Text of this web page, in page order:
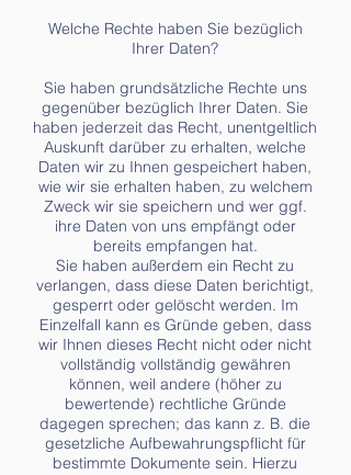
Welche Rechte haben Sie bezüglich
Ihrer Daten?
Sie haben grundsätzliche Rechte uns
gegenüber bezüglich Ihrer Daten. Sie
haben jederzeit das Recht, unentgeltlich
Auskunft darüber zu erhalten, welche
Daten wir zu Ihnen gespeichert haben,
wie wir sie erhalten haben, zu welchem
Zweck wir sie speichern und wer ggf.
ihre Daten von uns empfängt oder
bereits empfangen hat.
Sie haben außerdem ein Recht zu
verlangen, dass diese Daten berichtigt,
gesperrt oder gelöscht werden. Im
Einzelfall kann es Gründe geben, dass
wir Ihnen dieses Recht nicht oder nicht
vollständig vollständig gewähren
können, weil andere (höher zu
bewertende) rechtliche Gründe
dagegen sprechen; das kann z. B. die
gesetzliche Aufbewahrungspflicht für
bestimmte Dokumente sein. Hierzu